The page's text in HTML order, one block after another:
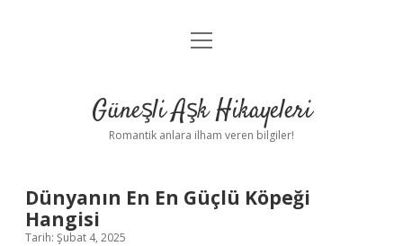
Anasayfa
Yasal Uyarı
menüyü
Güneşli Aşk Hikayeleri
Romantik anlara ilham veren bilgiler!
Dünyanın En En Güçlü Köpeği
Hangisi
Tarih: Şubat 4, 2025